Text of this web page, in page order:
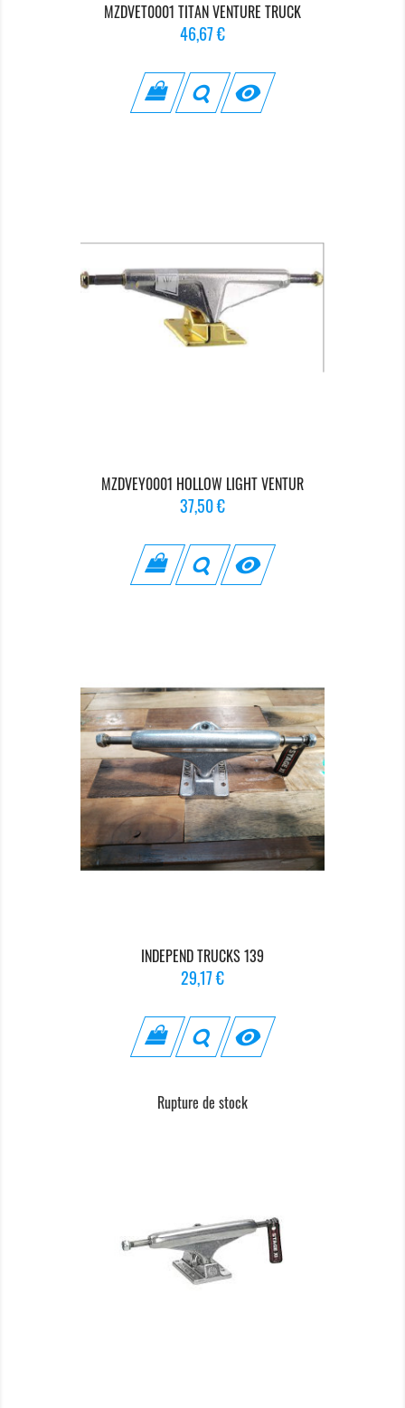
MZDVET0001 TITAN VENTURE TRUCK
Prix
46,67 €

MZDVEY0001 HOLLOW LIGHT VENTUR
Prix
37,50 €

INDEPEND TRUCKS 139
Prix
29,17 €

Rupture de stock